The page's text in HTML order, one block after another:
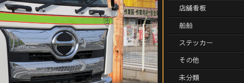
店舗看板
船舶
ステッカー
その他
未分類